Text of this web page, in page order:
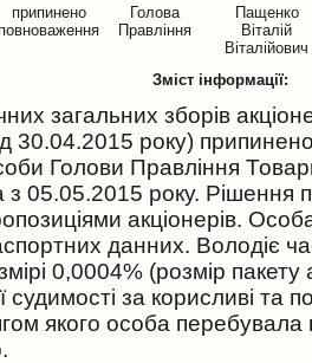
припинено
повноваження
Голова
Правлiння
Пащенко
Вiталiй
Вiталiйович
Зміст інформації:
загальних зборiв
30.04.2015 року)
Голови Правлiння
з 05.05.2015 року. Рiшення
акцiонерiв.
данних. Володiє
0,0004% (розмiр пакету
судимостi за корисливi та
якого особа